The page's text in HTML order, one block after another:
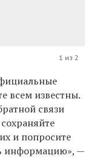
1 из 2
всем известны.
связи
и попросите
информацию», —